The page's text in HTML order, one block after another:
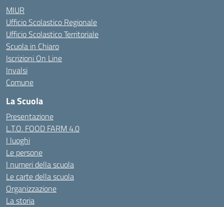
MIUR
Ufficio Scolastico Regionale
Ufficio Scolastico Territoriale
Scuola in Chiaro
Iscrizioni On Line
Invalsi
Comune
La Scuola
Presentazione
L.T.O. FOOD FARM 4.0
I luoghi
Le persone
I numeri della scuola
Le carte della scuola
Organizzazione
La storia